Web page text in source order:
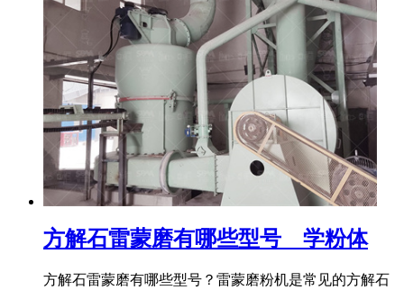
方解石雷蒙磨有哪些型号 _ 学粉体
方解石雷蒙磨有哪些型号？雷蒙磨粉机是常见的方解石